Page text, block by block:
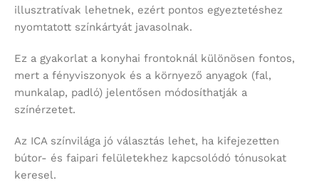
illusztratívak lehetnek, ezért pontos egyeztetéshez
nyomtatott színkártyát javasolnak.
Ez a gyakorlat a konyhai frontoknál különösen fontos,
mert a fényviszonyok és a környező anyagok (fal,
munkalap, padló) jelentősen módosíthatják a
színérzetet.
Az ICA színvilága jó választás lehet, ha kifejezetten
bútor- és faipari felületekhez kapcsolódó tónusokat
keresel.